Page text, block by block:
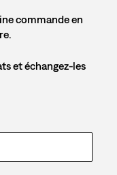
commande en
et échangez-les